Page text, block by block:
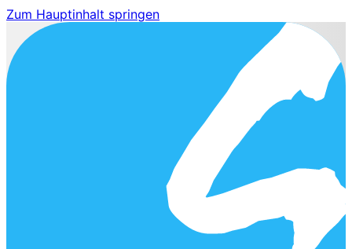
Zum Hauptinhalt springen